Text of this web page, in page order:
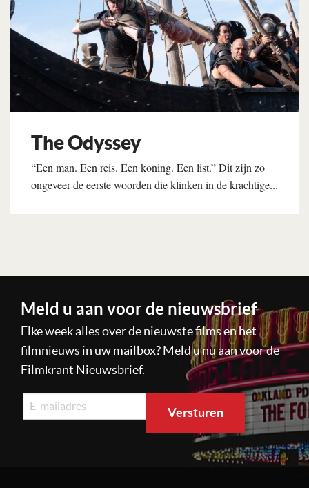
The Odyssey
“Een man. Een reis. Een koning. Een list.” Dit zijn zo
ongeveer de eerste woorden die klinken in de krachtige...
Meld u aan voor de nieuwsbrief
Elke week alles over de nieuwste films en het
filmnieuws in uw mailbox? Meld u nu aan voor de
Filmkrant Nieuwsbrief.